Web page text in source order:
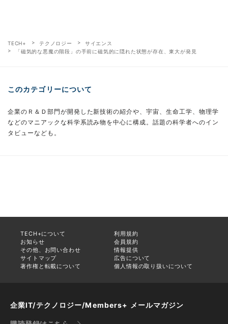
TECH+ テクノロジー
サイエンス
「磁気的な悪魔の階段」の手前に磁気的に隠れた状態が存在、東大が発見
このカテゴリーについて
企業のＲ＆Ｄ部門が開発した新技術の紹介や、宇宙、生命工学、物理学
などのマニアックな科学系読み物を中心に構成。話題の科学者へのイン
タビューなども。
TECH+について
利用規約
お知らせ
会員規約
その他、お問い合わせ
情報提供
サイトマップ
広告について
著作権と転載について
個人情報の取り扱いについて
企業IT/テクノロジー/Members+ メールマガジン